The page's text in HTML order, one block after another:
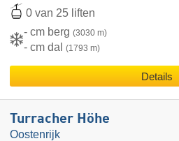
0 van 25 liften
- cm berg (3030 m)
- cm dal (1793 m)
Details
Turracher Höhe
Oostenrijk